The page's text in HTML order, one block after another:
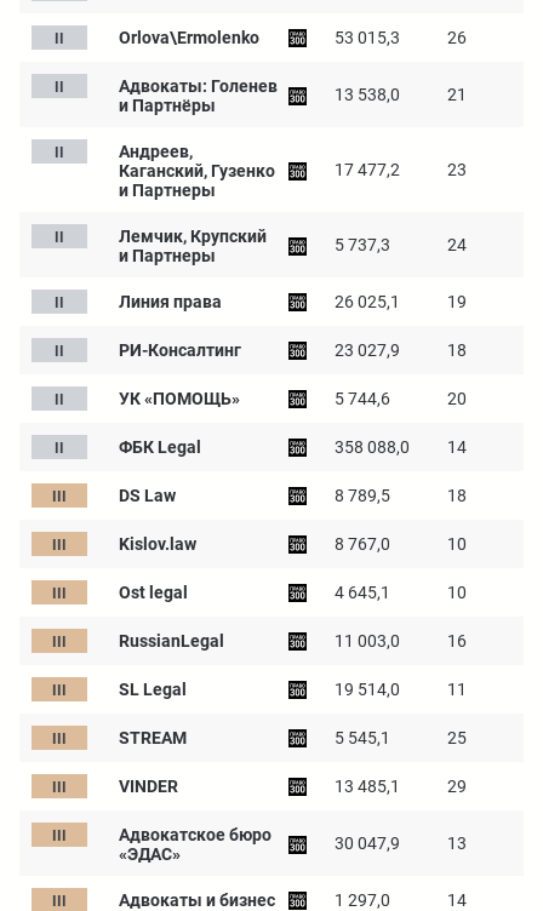
Orlova\Ermolenko 53 015,3 26
Адвокаты: Голенев
и Партнёры
13 538,0 21
Андреев,
Каганский, Гузенко
и Партнеры
17 477,2 23
Лемчик, Крупский
и Партнеры
5 737,3 24
Линия права 26 025,1 19
РИ-Консалтинг 23 027,9 18
УК «ПОМОЩЬ» 5 744,6 20
ФБК Legal 358 088,0 14
DS Law 8 789,5 18
Kislov.law 8 767,0 10
Ost legal 4 645,1 10
RussianLegal 11 003,0 16
SL Legal 19 514,0 11
STREAM 5 545,1 25
VINDER 13 485,1 29
Адвокатское бюро
«ЭДАС»
30 047,9 13
Адвокаты и бизнес 1 297,0 14